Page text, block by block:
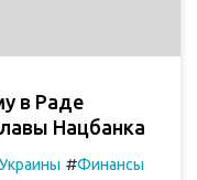
в Раде
Нацбанка
#Финансы